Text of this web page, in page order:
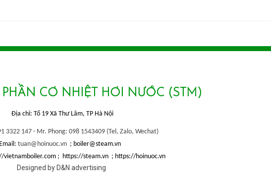
CƠ NHIỆT HƠI NƯỚC (STM)
Địa chỉ: Tổ 19 Xã Thư Lâm, TP Hà Nội
3322 147 - Mr. Phong: 098 1543409 (Tel, Zalo, Wechat)
Email: tuan@hoinuoc.vn ; boiler@steam.vn
vietnamboiler.com ; https://steam.vn ; https://hoinuoc.vn
Designed by D&N advertising